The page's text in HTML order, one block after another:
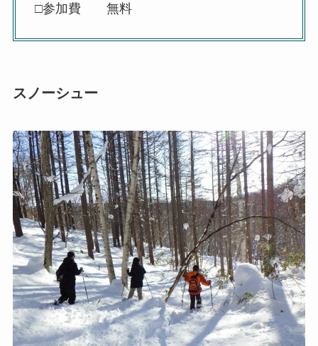
□参加費 無料
スノーシュー